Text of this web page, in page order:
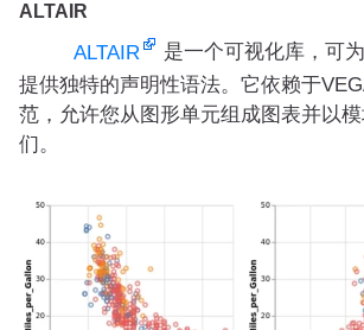
ALTAIR
ALTAIR
是一个可视化库，可
提供独特的声明性语法。它依赖于
范，允许您从图形单元组成图表并以
们。